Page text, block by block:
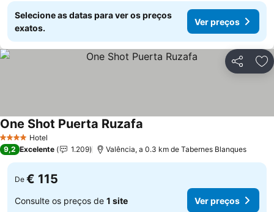
Selecione as datas para ver os preços
exatos.
Ver preços
Partilhar
4 EstrelasHotel
One Shot Puerta Ruzafa
9,2 Excelente 1.209 Valência, a 0.3 km de Tabernes Blanques
De € 115
Consulte os preços de 1 site Ver preços